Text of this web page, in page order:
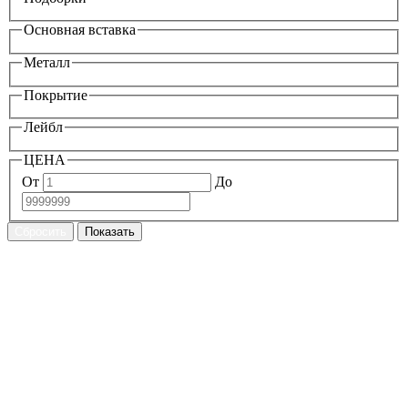
Основная вставка
Металл
Покрытие
Лейбл
ЦЕНА
От
До